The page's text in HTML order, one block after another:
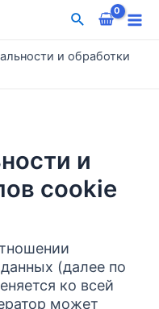
Поиск
и обработки
и
cookie
(далее по
ко всей
может